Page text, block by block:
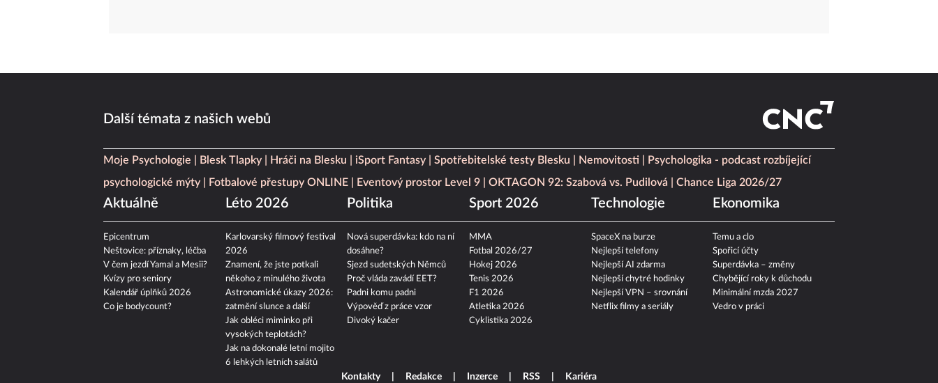
Další témata z našich webů
Moje Psychologie Blesk Tlapky Hráči na Blesku iSport Fantasy Spotřebitelské testy Blesku Nemovitosti
Psychologika - podcast rozbíjející
psychologické mýty
Fotbalové přestupy ONLINE Eventový prostor Level 9 OKTAGON 92: Szabová vs. Pudilová Chance Liga 2026/27
Aktuálně
Epicentrum
Neštovice: příznaky, léčba
V čem jezdí Yamal a Mesii?
Kvízy pro seniory
Kalendář úplňků 2026
Co je bodycount?
Léto 2026
Karlovarský filmový festival
2026
Znamení, že jste potkali
někoho z minulého života
Astronomické úkazy 2026:
zatmění slunce a další
Jak obléci miminko při
vysokých teplotách?
Jak na dokonalé letní mojito
6 lehkých letních salátů
Politika
Nová superdávka: kdo na ní
dosáhne?
Sjezd sudetských Němců
Proč vláda zavádí EET?
Padni komu padni
Výpověď z práce vzor
Divoký kačer
Sport 2026
MMA
Fotbal 2026/27
Hokej 2026
Tenis 2026
F1 2026
Atletika 2026
Cyklistika 2026
Technologie
SpaceX na burze
Nejlepší telefony
Nejlepší AI zdarma
Nejlepší chytré hodinky
Nejlepší VPN – srovnání
Netflix filmy a seriály
Ekonomika
Temu a clo
Spořicí účty
Superdávka – změny
Chybějící roky k důchodu
Minimální mzda 2027
Vedro v práci
Kontakty Redakce Inzerce RSS Kariéra